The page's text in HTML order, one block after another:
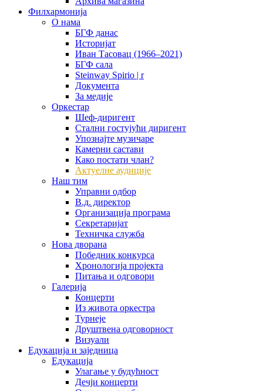
Филхармонија
О нама
БГФ данас
Историјат
Иван Тасовац (1966–2021)
БГФ сала
Steinway Spirio | r
Документа
За медије
Оркестар
Шеф-диригент
Стални гостујући диригент
Упознајте музичаре
Камерни састави
Како постати члан?
Актуелне аудиције
Наш тим
Управни одбор
В.д. директор
Организација програма
Секретаријат
Техничка служба
Нова дворана
Победник конкурса
Хронологија пројекта
Питања и одговори
Галерија
Концерти
Из живота оркестра
Турнеје
Друштвена одговорност
Визуали
Едукација и заједница
Едукација
Улагање у будућност
Дечји концерти